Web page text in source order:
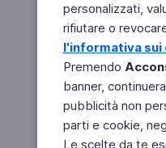
personalizzati,
rifiutare o
l'informativa sui
Premendo
banner,
pubblicità non
parti e cookie,
Le scelte da te